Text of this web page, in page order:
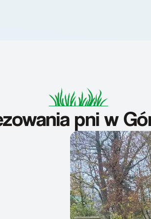
pni w